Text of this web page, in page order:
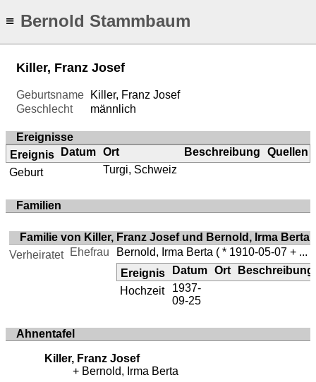
≡ Bernold Stammbaum
Killer, Franz Josef
Geburtsname
Killer, Franz Josef
Geschlecht
männlich
Ereignisse
Ereignis
Datum Ort Beschreibung
Quellen
Geburt
Turgi, Schweiz
Familien
Familie von Killer, Franz Josef und Bernold, Irma Berta
Verheiratet
Ehefrau Bernold, Irma Berta ( * 1910-05-07 + ... )
Ereignis
Datum Ort
Beschreibung
Hochzeit
1937-
09-25
Ahnentafel
Killer, Franz Josef
Bernold, Irma Berta